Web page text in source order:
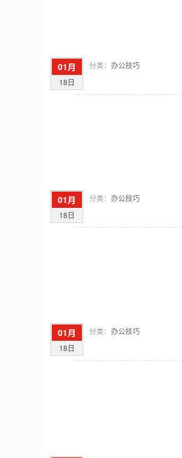
01月
18日
分类： 办公技巧
01月
18日
分类： 办公技巧
01月
18日
分类： 办公技巧